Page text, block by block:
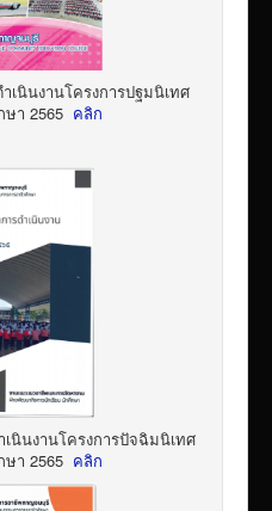
เนินงานโครงการปฐมนิเทศ
ษา 2565 คลิก
เนินงานโครงการปัจฉิมนิเทศ
ษา 2565 คลิก